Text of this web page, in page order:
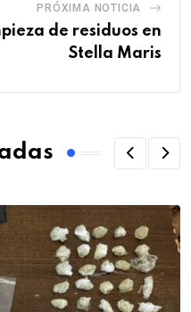
PRÓXIMA NOTICIA
de residuos en
Stella Maris